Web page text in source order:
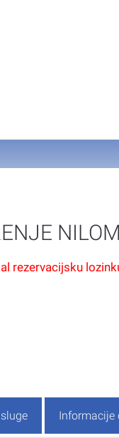
NILOM
rezervacijsku
Informacije